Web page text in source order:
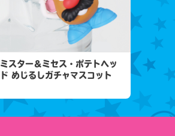
ミスター＆ミセス・ポテトヘッ
ド めじるしガチャマスコット